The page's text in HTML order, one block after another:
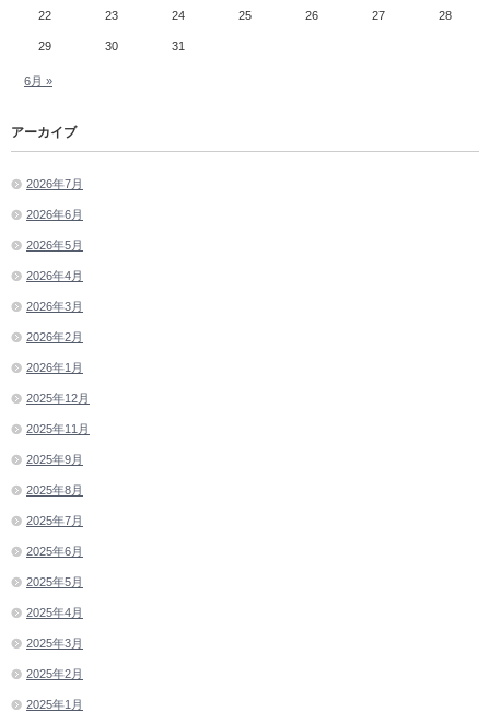
22 23 24 25 26 27 28
29 30 31
6月 »
アーカイブ
2026年7月
2026年6月
2026年5月
2026年4月
2026年3月
2026年2月
2026年1月
2025年12月
2025年11月
2025年9月
2025年8月
2025年7月
2025年6月
2025年5月
2025年4月
2025年3月
2025年2月
2025年1月